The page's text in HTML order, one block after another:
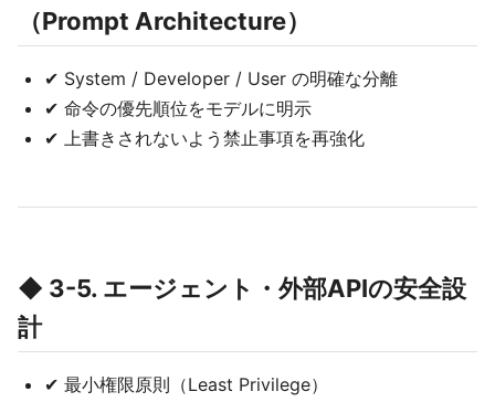
（Prompt Architecture）
✔ System / Developer / User の明確な分離
✔ 命令の優先順位をモデルに明示
✔ 上書きされないよう禁止事項を再強化
◆ 3-5. エージェント・外部APIの安全設
計
✔ 最小権限原則（Least Privilege）